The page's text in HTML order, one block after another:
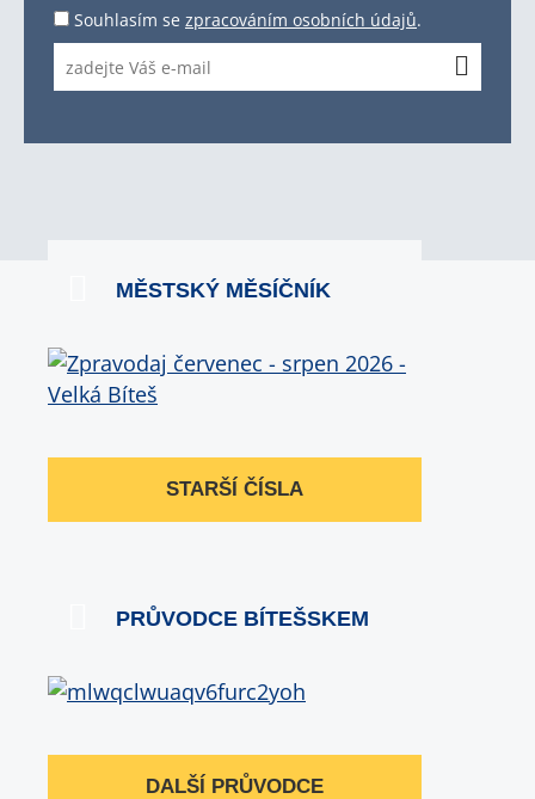
Souhlasím se zpracováním osobních údajů.
MĚSTSKÝ MĚSÍČNÍK
STARŠÍ ČÍSLA
PRŮVODCE BÍTEŠSKEM
DALŠÍ PRŮVODCE